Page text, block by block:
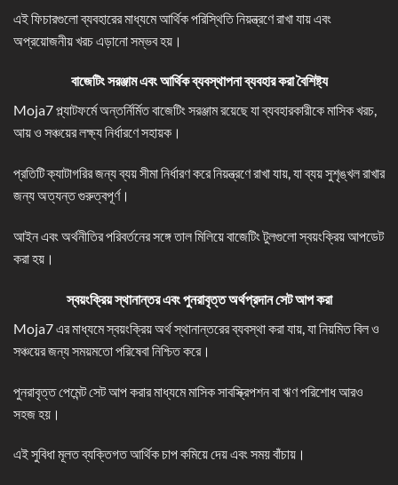
এই ফিচারগুলো ব্যবহারের মাধ্যমে আর্থিক পরিস্থিতি নিয়ন্ত্রণে রাখা যায় এবং
অপ্রয়োজনীয় খরচ এড়ানো সম্ভব হয়।
বাজেটিং সরঞ্জাম এবং আর্থিক ব্যবস্থাপনা ব্যবহার করা বৈশিষ্ট্য
Moja7 প্ল্যাটফর্মে অন্তর্নির্মিত বাজেটিং সরঞ্জাম রয়েছে যা ব্যবহারকারীকে মাসিক খরচ,
আয় ও সঞ্চয়ের লক্ষ্য নির্ধারণে সহায়ক।
প্রতিটি ক্যাটাগরির জন্য ব্যয় সীমা নির্ধারণ করে নিয়ন্ত্রণে রাখা যায়, যা ব্যয় সুশৃঙ্খল রাখার
জন্য অত্যন্ত গুরুত্বপূর্ণ।
আইন এবং অর্থনীতির পরিবর্তনের সঙ্গে তাল মিলিয়ে বাজেটিং টুলগুলো স্বয়ংক্রিয় আপডেট
করা হয়।
স্বয়ংক্রিয় স্থানান্তর এবং পুনরাবৃত্ত অর্থপ্রদান সেট আপ করা
Moja7 এর মাধ্যমে স্বয়ংক্রিয় অর্থ স্থানান্তরের ব্যবস্থা করা যায়, যা নিয়মিত বিল ও
সঞ্চয়ের জন্য সময়মতো পরিষেবা নিশ্চিত করে।
পুনরাবৃত্ত পেমেন্ট সেট আপ করার মাধ্যমে মাসিক সাবস্ক্রিপশন বা ঋণ পরিশোধ আরও
সহজ হয়।
এই সুবিধা মূলত ব্‌যক্তিগত আর্থিক চাপ কমিয়ে দেয় এবং সময় বাঁচায়।